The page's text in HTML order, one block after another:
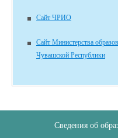
Сайт ЧРИО
Сайт Министерства
Чувашской Республики
Сведения об